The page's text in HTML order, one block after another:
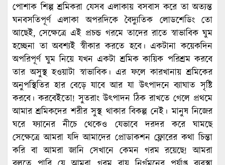
পোশাক শিল্প শ্রমিকরা যেসব এলাকায় বসবাস করে তা অত্যন্ত
ঘনবসতিপূর্ণ এলাকা অপরদিকে বৈদ্যুতিক লোডশেডিং তো
আছেই, সেক্ষেত্রে এই প্রচন্ড গরমে তাদের রাতে স্বাভাবিক ঘুম
হচ্ছেনা তা অবশ্যই স্বীকার করতে হবে। একটানা কয়েকদিন
অপরিপূর্ণ ঘুম নিয়ে যখন একটা শ্রমিক কায়িক পরিশ্রম করবে
তার অসুস্থ হওয়াটা স্বাভাবিক। এর ফলে কারখানায় শ্রমিকের
অনুপস্থিতির হার বেড়ে যাবে আর যা উৎপাদনে ব্যাঘাত সৃষ্টি
করবে। করবেইতো! সুতরাং উৎপাদন ঠিক রাখতে গেলে প্রথমে
আমার শ্রমিকদের শরীর সুস্থ থাকার বিকল্প নেই। মানুষ নিজের
ঘরে ফ্যানের নীচে থেকেও যেভাবে দরদর করে ঘামছে
সেক্ষেত্রে আমরা যদি আমাদের প্রোডাকশন ফ্লোরের কথা চিন্তা
করি বা আমরা জানি সেখানে কেমন গরম রয়েছে! আমরা